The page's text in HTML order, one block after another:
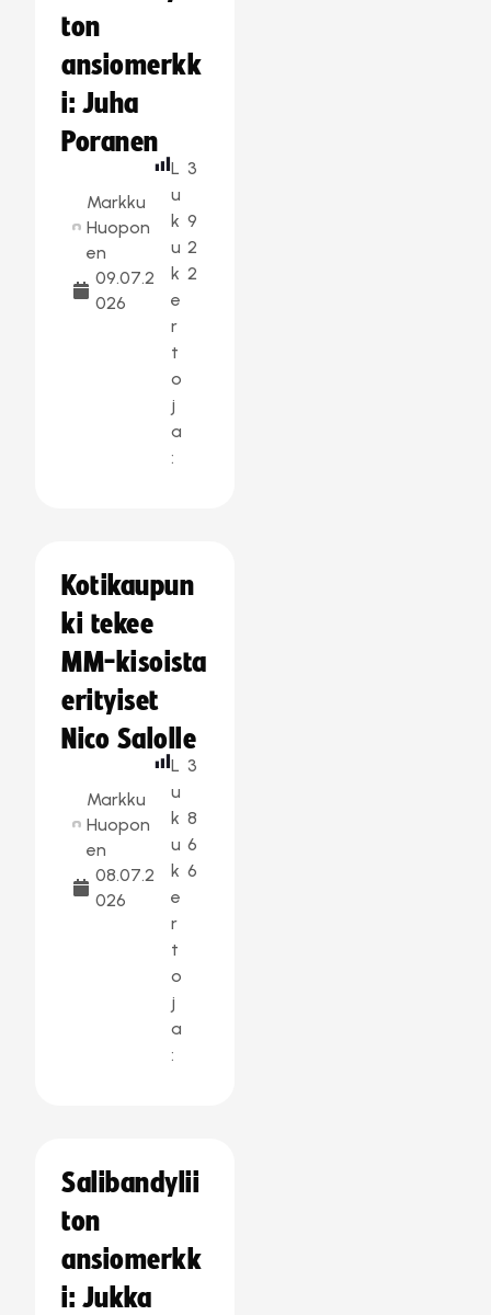
ton
ansiomerkk
i: Juha
Poranen
Markku
Huopon
en
09.07.2
026
L
u
k
u
k
e
r
t
o
j
a
:
3
9
2
2
Kotikaupun
ki tekee
MM-kisoista
erityiset
Nico Salolle
Markku
Huopon
en
08.07.2
026
L
u
k
u
k
e
r
t
o
j
a
:
3
8
6
6
Salibandylii
ton
ansiomerkk
i: Jukka